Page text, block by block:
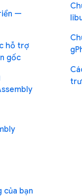
—
hỗ trợ
gốc
của bạn